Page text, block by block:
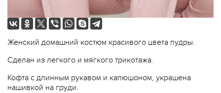
Женский домашний костюм красивого цвета пудры.
Сделан из легкого и мягкого трикотажа.
Кофта с длинным рукавом и капюшоном, украшена
нашивкой на груди.